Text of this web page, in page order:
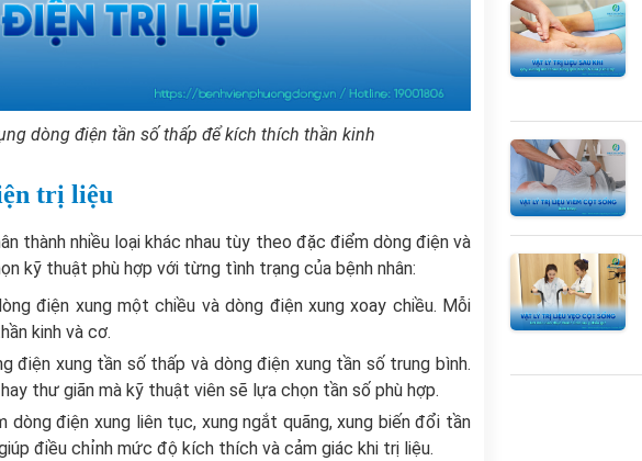
dòng điện tần số thấp để kích thích thần kinh
trị liệu
thành nhiều loại khác nhau tùy theo đặc điểm dòng điện và
kỹ thuật phù hợp với từng tình trạng của bệnh nhân:
điện xung một chiều và dòng điện xung xoay chiều. Mỗi
kinh và cơ.
điện xung tần số thấp và dòng điện xung tần số trung bình.
thư giãn mà kỹ thuật viên sẽ lựa chọn tần số phù hợp.
dòng điện xung liên tục, xung ngắt quãng, xung biến đổi tần
điều chỉnh mức độ kích thích và cảm giác khi trị liệu.